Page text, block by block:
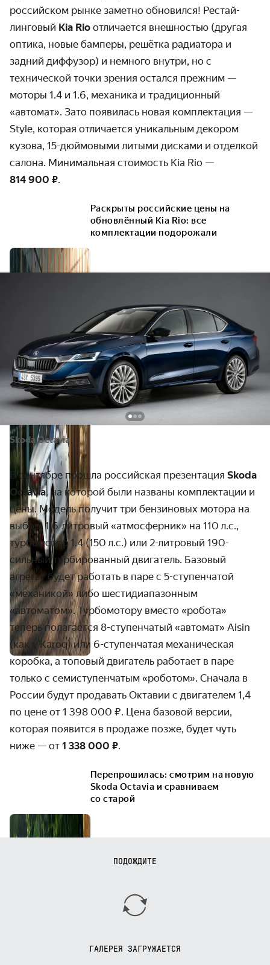
россий­ском рынке заметно обновился! Рестай­
линговый Kia Rio отличается внеш­ностью (другая
оптика, новые бамперы, решётка радиатора и
задний диффузор) и немного внутри, но с
технической точки зрения остался прежним —
моторы 1.4 и 1.6, механика и традици­онный
«автомат». Зато появилась новая комплектация —
Style, которая отличается уникальным декором
кузова, 15-дюймовыми литыми дисками и отделкой
салона. Минимальная стоимость Kia Rio —
814 900 ₽.
Раскрыты российские цены на
обновлённый Kia Rio: все
комплектации подорожали
Skoda Octavia
В сентябре прошла российская презентация Skoda
Octavia, на которой были названы комп­лектации и
цены. Модель получит три бензиновых мотора на
выбор: 1,6-литровый «атмо­сферник» на 110 л.с.,
турбо­мотор 1.4 (150 л.с.) или 2-литро­­вый 190-
сильный турбиро­ванный двигатель. Базовый
агрегат будет работать в паре с 5-ступен­­чатой
«механикой» либо шести­­диа­пазонным
«автоматом». Турбо­мотору вместо «робота»
теперь полага­ется 8-ступен­чатый «автомат» Aisin
(как у Karoq) или 6-ступен­­­чатая механиче­ская
коробка, а топовый двигатель работает в паре
только с семиступен­чатым «роботом». Сначала в
России будут продавать Октавии с двигателем 1,4
по цене от 1 398 000 ₽. Цена базовой версии,
которая появится в продаже позже, будет чуть
ниже — от 1 338 000 ₽.
Перепрошилась: смотрим на новую
Skoda Octavia и сравниваем
со старой
ПОДОЖДИТЕ
ГАЛЕРЕЯ ЗАГРУЖАЕТСЯ